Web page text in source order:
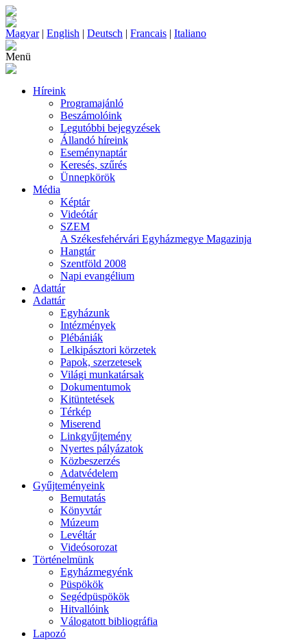
Magyar| English | Deutsch | Francais | Italiano
Menü
Híreink
Programajánló
Beszámolóink
Legutóbbi bejegyzések
Állandó híreink
Eseménynaptár
Keresés, szűrés
Ünnepkörök
Média
Képtár
Videótár
SZEM
A Székesfehérvári Egyházmegye Magazinja
Hangtár
Szentföld 2008
Napi evangélium
Adattár
Adattár
Egyházunk
Intézmények
Plébániák
Lelkipásztori körzetek
Papok, szerzetesek
Világi munkatársak
Dokumentumok
Kitüntetések
Térkép
Miserend
Linkgyűjtemény
Nyertes pályázatok
Közbeszerzés
Adatvédelem
Gyűjteményeink
Bemutatás
Könyvtár
Múzeum
Levéltár
Videósorozat
Történelmünk
Egyházmegyénk
Püspökök
Segédpüspökök
Hitvallóink
Válogatott bibliográfia
Lapozó